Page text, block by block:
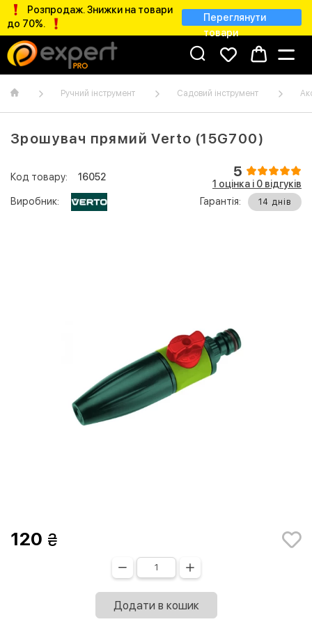
Розпродаж. Знижки на товари
до 70%.
Переглянути
товари
Ручний інструмент Садовий інструмент
Зрошувач прямий Verto (15G700)
Код товару: 16052 5
1 оцінка і 0 відгуків
Виробник:
Гарантія: 14 днів
120
Додати в кошик